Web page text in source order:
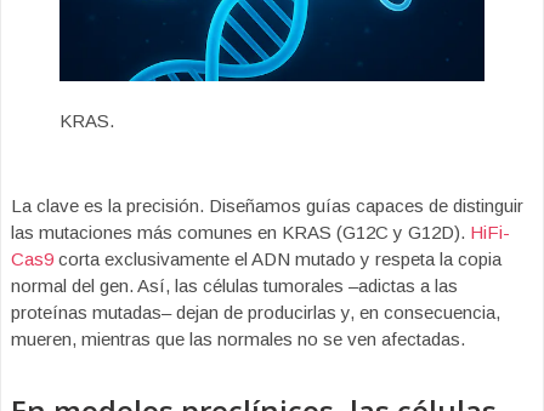
KRAS.
La clave es la precisión. Diseñamos guías capaces de distinguir
las mutaciones más comunes en KRAS (G12C y G12D). HiFi-
Cas9 corta exclusivamente el ADN mutado y respeta la copia
normal del gen. Así, las células tumorales –adictas a las
proteínas mutadas– dejan de producirlas y, en consecuencia,
mueren, mientras que las normales no se ven afectadas.